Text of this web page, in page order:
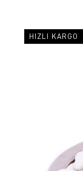
HIZLI KARGO